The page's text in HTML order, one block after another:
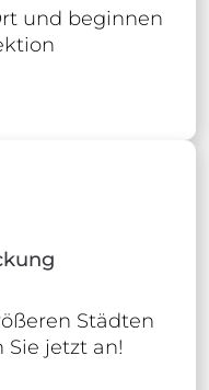
und beginnen
Städten
Sie jetzt an!